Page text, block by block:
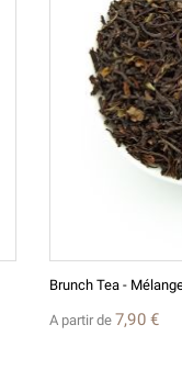
Brunch Tea -
A partir de 7,90 €